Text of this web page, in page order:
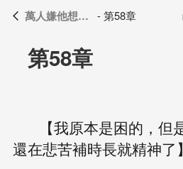
萬人嫌他想開了
第58章
【我原本是困的，
還在悲苦補時長就精神了】
萬人嫌他想開了 - 第58章